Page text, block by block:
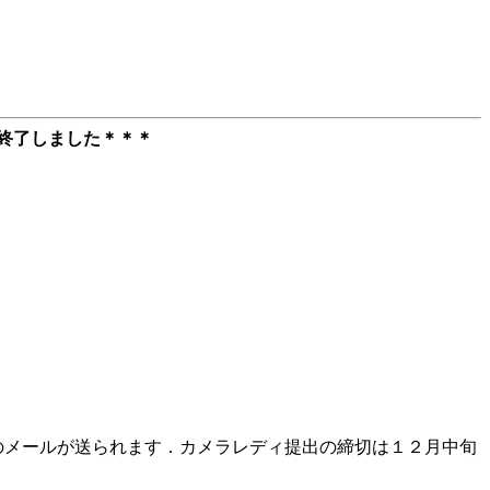
しました＊＊＊
ールが送られます．カメラレディ提出の締切は１２月中旬